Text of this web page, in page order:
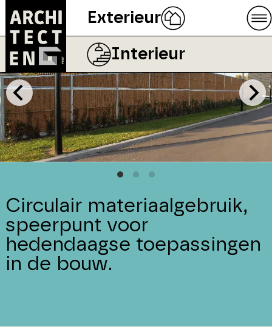
Exterieur
Interieur
Circulair materiaalgebruik,
speerpunt voor
hedendaagse toepassingen
in de bouw.